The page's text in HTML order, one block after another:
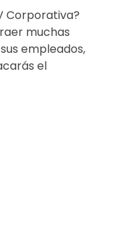
Corporativa?
muchas
empleados,
el